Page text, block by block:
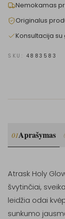
Nemokamas
Originalus
Konsultacija
SKU: 4883583
01Aprašymas
Atrask Holy
švytinčiai,
leidžia odai
sunkumo